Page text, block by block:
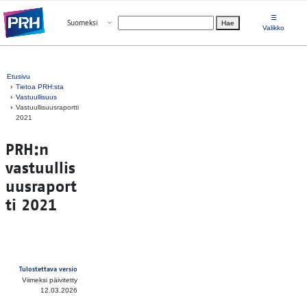
Valitse kieli
Suomeksi Avaa valikko Hae
☰
Valikko
Etusivu
Tietoa PRH:sta
Vastuullisuus
Vastuullisuusraportti
2021
PRH:n
vastuullis
uusraport
ti 2021
Tulostettava versio
Viimeksi päivitetty
12.03.2026